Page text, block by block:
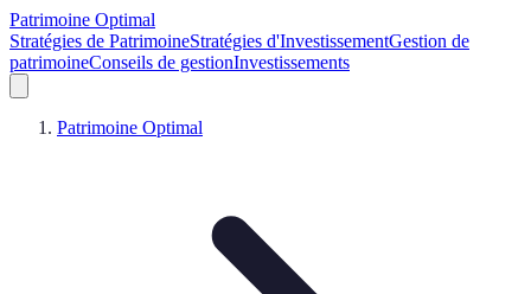
Patrimoine Optimal
Stratégies de PatrimoineStratégies d'InvestissementGestion de
patrimoineConseils de gestionInvestissements
Patrimoine Optimal